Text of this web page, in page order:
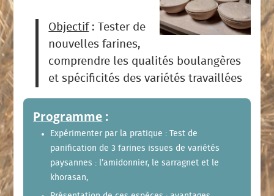
Objectif: Tester de
nouvelles farines,
comprendre les qualités boulangères
et spécificités des variétés travaillées
Programme :
Expérimenter par la pratique :
Test de
panification de 3 farines issues de variétés
paysannes : l’amidonnier, lesarragnetet le
khorasan,